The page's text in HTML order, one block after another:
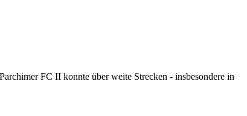
FC II konnte über weite Strecken - insbesondere in